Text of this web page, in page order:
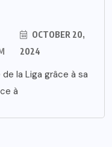
OCTOBER 20,
2024
la Liga grâce à sa
à